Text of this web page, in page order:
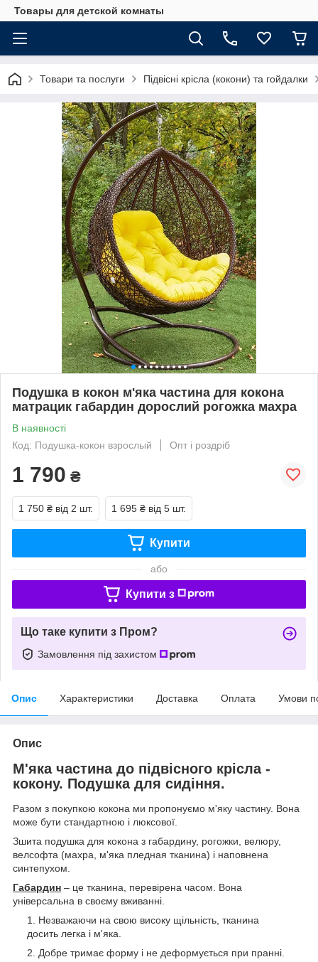
Товары для детской комнаты
Товари та послуги Підвісні крісла (кокони) та гойдалки
Подушка в кокон м'яка частина для кокона
матрацик габардин дорослий рогожка махра
В наявності
Код: Подушка-кокон взрослый
Опт і роздріб
1 790 ₴
1 750 ₴ від 2 шт. 1 695 ₴ від 5 шт.
Купити
або
Купити з
Що таке купити з Пром?
Замовлення під захистом
Опис Характеристики Доставка Оплата Умови
Опис
М'яка частина до підвісного крісла -
кокону. Подушка для сидіння.
Разом з покупкою кокона ми пропонуємо м'яку частину. Вона
може бути стандартною і люксової.
Зшита подушка для кокона з габардину, рогожки, велюру,
велсофта (махра, м'яка пледная тканина) і наповнена
синтепухом.
Габардин – це тканина, перевірена часом. Вона
універсальна в своєму вживанні.
Незважаючи на свою високу щільність, тканина
досить легка і м'яка.
Добре тримає форму і не деформується при пранні.